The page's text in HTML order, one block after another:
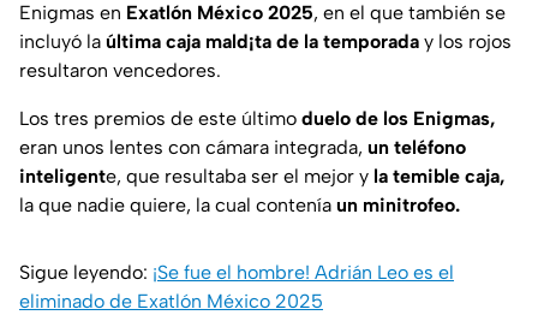
Enigmas en Exatlón México 2025, en el que también se
incluyó la última caja mald¡ta de la temporada y los rojos
resultaron vencedores.
Los tres premios de este último duelo de los Enigmas,
eran unos lentes con cámara integrada, un teléfono
inteligente, que resultaba ser el mejor y la temible caja,
la que nadie quiere, la cual contenía un minitrofeo.
Sigue leyendo: ¡Se fue el hombre! Adrián Leo es el
eliminado de Exatlón México 2025